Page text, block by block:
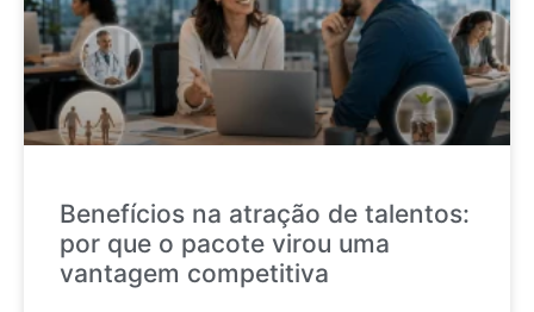
Benefícios na atração de talentos:
por que o pacote virou uma
vantagem competitiva